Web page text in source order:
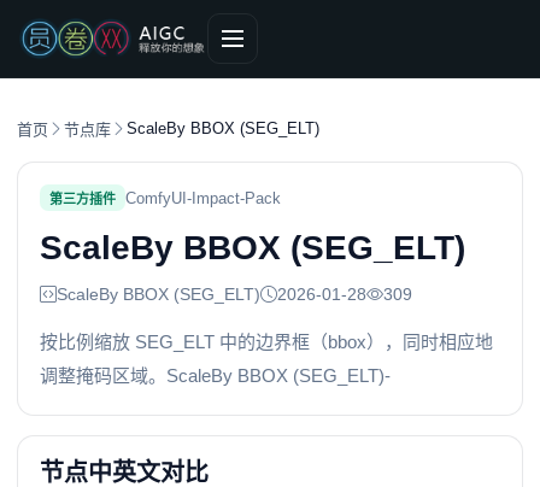
首页 节点库 ScaleBy BBOX (SEG_ELT)
第三方插件 ComfyUI-Impact-Pack
ScaleBy BBOX (SEG_ELT)
ScaleBy BBOX (SEG_ELT) 2026-01-28 309
按比例缩放 SEG_ELT 中的边界框（bbox），同时相应地
调整掩码区域。ScaleBy BBOX (SEG_ELT)-
节点中英文对比